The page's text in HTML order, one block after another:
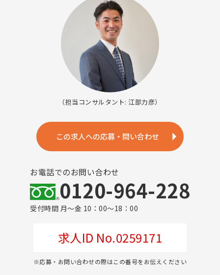
（担当コンサルタント: 江部力彦）
この求人への応募・問い合わせ
お電話でのお問い合わせ
0120-964-228
受付時間 月～金 10：00～18：00
求人ID No.0259171
※応募・お問い合わせの際はこの番号をお伝えください